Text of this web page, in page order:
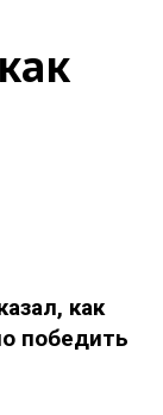
как
победить